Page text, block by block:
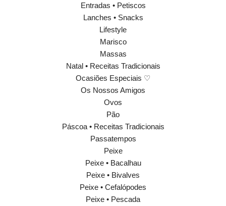
Entradas • Petiscos
Lanches • Snacks
Lifestyle
Marisco
Massas
Natal • Receitas Tradicionais
Ocasiões Especiais ♡
Os Nossos Amigos
Ovos
Pão
Páscoa • Receitas Tradicionais
Passatempos
Peixe
Peixe • Bacalhau
Peixe • Bivalves
Peixe • Cefalópodes
Peixe • Pescada